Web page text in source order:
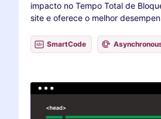
impacto no Tempo Total de
site e oferece o melhor
SmartCode